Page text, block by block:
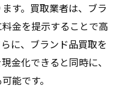
す。買取業者は、ブラ
金を提示することで高
に、ブランド品買取を
金化できると同時に、
能です。